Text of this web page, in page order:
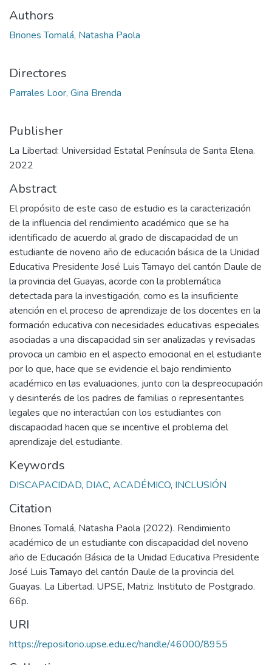
Authors
Briones Tomalá, Natasha Paola
Directores
Parrales Loor, Gina Brenda
Publisher
La Libertad: Universidad Estatal Península de Santa Elena.
2022
Abstract
El propósito de este caso de estudio es la caracterización
de la influencia del rendimiento académico que se ha
identificado de acuerdo al grado de discapacidad de un
estudiante de noveno año de educación básica de la Unidad
Educativa Presidente José Luis Tamayo del cantón Daule de
la provincia del Guayas, acorde con la problemática
detectada para la investigación, como es la insuficiente
atención en el proceso de aprendizaje de los docentes en la
formación educativa con necesidades educativas especiales
asociadas a una discapacidad sin ser analizadas y revisadas
provoca un cambio en el aspecto emocional en el estudiante
por lo que, hace que se evidencie el bajo rendimiento
académico en las evaluaciones, junto con la despreocupación
y desinterés de los padres de familias o representantes
legales que no interactúan con los estudiantes con
discapacidad hacen que se incentive el problema del
aprendizaje del estudiante.
Keywords
DISCAPACIDAD, DIAC, ACADÉMICO, INCLUSIÓN
Citation
Briones Tomalá, Natasha Paola (2022). Rendimiento
académico de un estudiante con discapacidad del noveno
año de Educación Básica de la Unidad Educativa Presidente
José Luis Tamayo del cantón Daule de la provincia del
Guayas. La Libertad. UPSE, Matriz. Instituto de Postgrado.
66p.
URI
https://repositorio.upse.edu.ec/handle/46000/8955